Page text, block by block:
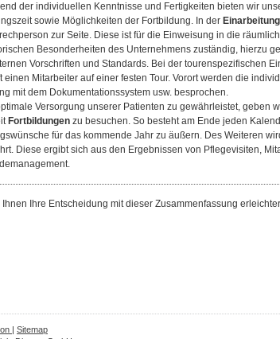
der individuellen Kenntnisse und Fertigkeiten bieten wir
sowie Möglichkeiten der Fortbildung. In der
zur Seite. Diese ist für die Einweisung in die
Besonderheiten des Unternehmens zuständig, hierzu
Vorschriften und Standards. Bei der tourenspezifischen
einen Mitarbeiter auf einer festen Tour. Vorort werden die
mit dem Dokumentationssystem usw. besprochen.
Versorgung unserer Patienten zu gewährleistet, geben
Fortbildungen zu besuchen. So besteht am Ende jeden
für das kommende Jahr zu äußern. Des Weiteren
Diese ergibt sich aus den Ergebnissen von Pflegevisiten,
Ihnen Ihre Entscheidung mit dieser Zusammenfassung
Sitemap